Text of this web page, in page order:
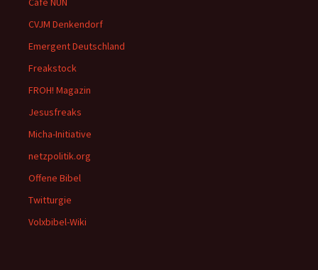
CVJM Denkendorf
Emergent Deutschland
Freakstock
FROH! Magazin
Jesusfreaks
Micha-Initiative
netzpolitik.org
Offene Bibel
Twitturgie
Volxbibel-Wiki